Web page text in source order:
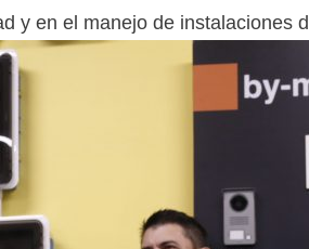
y en el manejo de instalaciones